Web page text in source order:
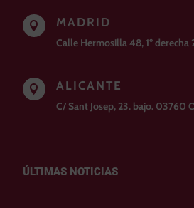
 MADRID
Calle Hermosilla 48, 1º
 ALICANTE
C/ Sant Josep, 23. bajo. 03760
ÚLTIMAS NOTICIAS